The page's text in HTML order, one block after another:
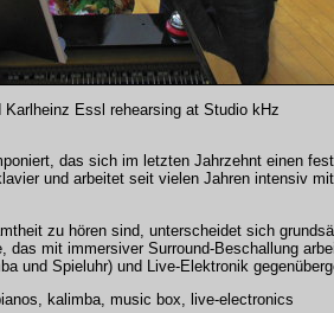
Karlheinz Essl rehearsing at Studio kHz
das sich im letzten Jahrzehnt einen
und arbeitet seit vielen Jahren intensiv
zu hören sind, unterscheidet sich
mit immersiver Surround-Beschallung
und Spieluhr) und Live-Elektronik
kalimba, music box, live-electronics